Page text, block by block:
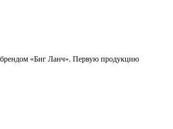
брендом «Биг Ланч». Первую продукцию